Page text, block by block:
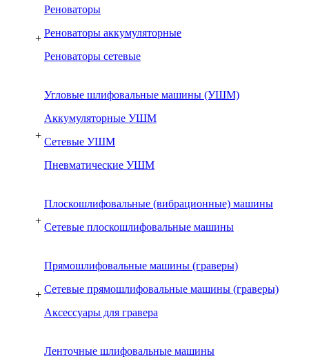
+
Реноваторы
Реноваторы аккумуляторные
Реноваторы сетевые
+
Угловые шлифовальные машины (УШМ)
Аккумуляторные УШМ
Сетевые УШМ
Пневматические УШМ
+
Плоскошлифовальные (вибрационные) машины
Сетевые плоскошлифовальные машины
+
Прямошлифовальные машины (граверы)
Сетевые прямошлифовальные машины (граверы)
Аксессуары для гравера
Ленточные шлифовальные машины